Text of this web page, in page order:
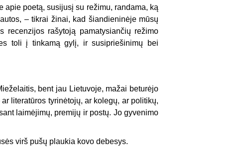
poetą, susijusį su režimu, randama, ką
– tikrai žinai, kad šiandieninėje mūsų
recenzijos rašytoją pamatysiančių režimo
toli į tinkamą gylį, ir susipriešinimų bei
bent jau Lietuvoje, mažai beturėjo
literatūros tyrinėtojų, ar kolegų, ar politikų,
laimėjimų, premijų ir postų. Jo gyvenimo
virš pušų plaukia kovo debesys.